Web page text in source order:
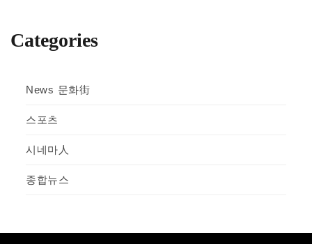
Categories
News 문화街
스포츠
시네마人
종합뉴스